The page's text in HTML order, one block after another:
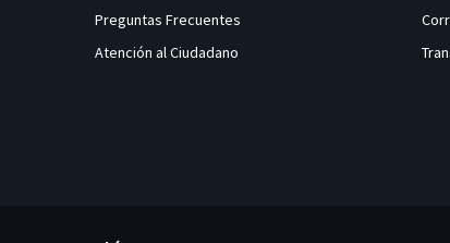
Preguntas Frecuentes
Atención al Ciudadano